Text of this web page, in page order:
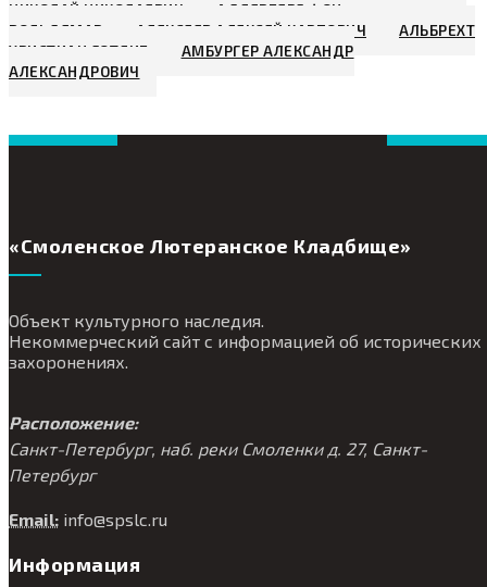
НИКОЛАЙ НИКОЛАЕВИЧ
АДЛЕРБЕРГ ФОН,
ВОЛЬДЕМАР
АЛЕКСЕЕВ АЛЕКСЕЙ КАРПОВИЧ
АЛЬБРЕХТ
ХРИСТИАН ГОТЛИБ
АМБУРГЕР АЛЕКСАНДР
АЛЕКСАНДРОВИЧ
«Смоленское Лютеранское Кладбище»
Объект культурного наследия.
Некоммерческий сайт с информацией об исторических
захоронениях.
Расположение:
Санкт-Петербург, наб. реки Смоленки д. 27, Санкт-
Петербург
Email: info@spslc.ru
Информация